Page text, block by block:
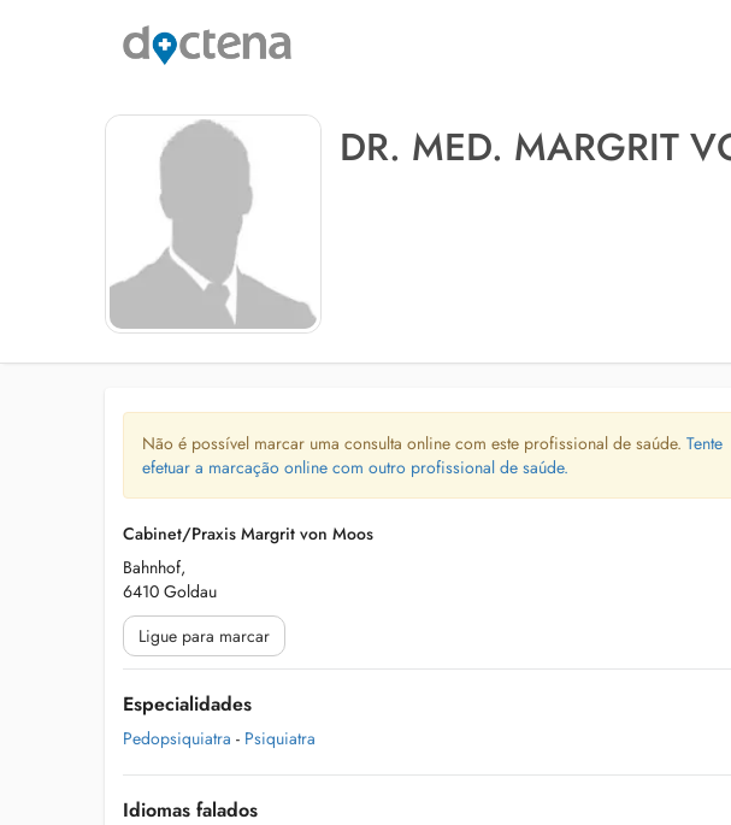
DR. MED. MARGRIT
Não é possível marcar uma consulta online com este profissional de saúde. Tente
efetuar a marcação online com outro profissional de saúde.
Cabinet/Praxis Margrit von Moos
Bahnhof,
6410 Goldau
Ligue para marcar
Especialidades
Pedopsiquiatra - Psiquiatra
Idiomas falados